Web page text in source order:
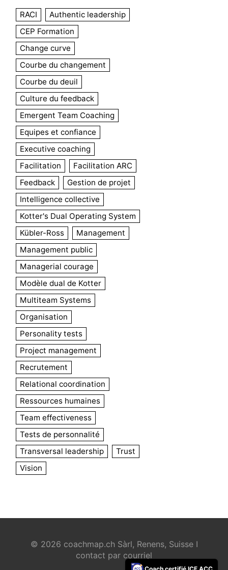
RACI
Authentic leadership
CEP Formation
Change curve
Courbe du changement
Courbe du deuil
Culture du feedback
Emergent Team Coaching
Equipes et confiance
Executive coaching
Facilitation
Facilitation ARC
Feedback
Gestion de projet
Intelligence collective
Kotter's Dual Operating System
Kübler-Ross
Management
Management public
Managerial courage
Modèle dual de Kotter
Multiteam Systems
Organisation
Personality tests
Project management
Recrutement
Relational coordination
Ressources humaines
Team effectiveness
Tests de personnalité
Transversal leadership
Trust
Vision
© 2026 coachmap.ch Sàrl, Renens, Suisse I
contact par courriel